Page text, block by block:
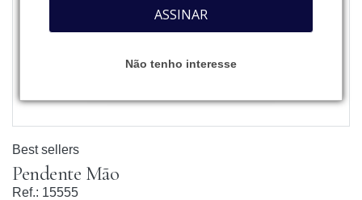
ASSINAR
Não tenho interesse
Best sellers
Pendente Mão
Ref.: 15555